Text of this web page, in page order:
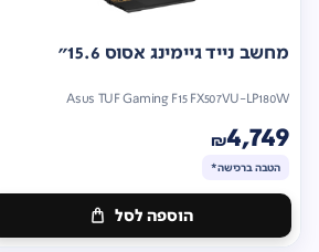
מחשב נייד גיימינג אסוס 15.6"
Asus TUF Gaming F15 FX507VU-LP180W
₪4,749
הטבה ברכישה*
הוספה לסל